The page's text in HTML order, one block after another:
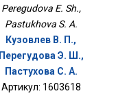
Peregudova E. Sh.,
Pastukhova S. A.
Кузовлев В. П.,
Перегудова Э. Ш.,
Пастухова С. А.
Артикул: 1603618